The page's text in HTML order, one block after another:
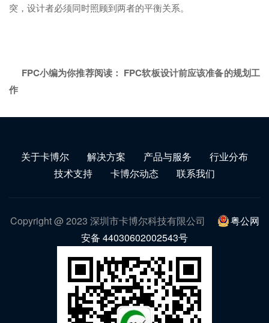
突，设计者必须同时照顾到两者的平衡关系。
FPC小编为你推荐阅读： FPC软板设计前应该准备的规划工
作
关于卡博尔 解决方案 产品与服务
行业分布
技术支持
卡博尔动态 联系我们
Copyright @ 2023 深圳市卡博尔科技有限公司
粤公网
安备 44030602002543号